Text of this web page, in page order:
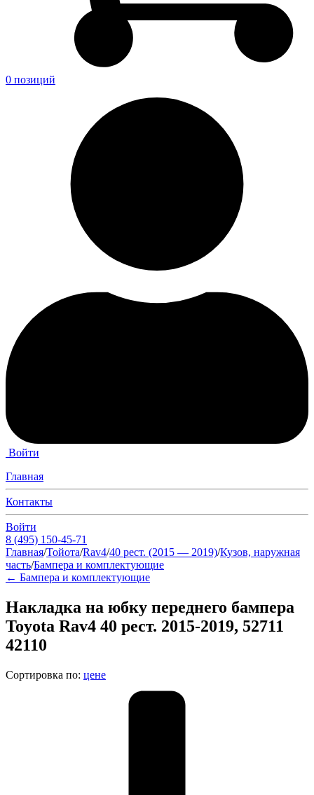
0 позиций
Войти
Главная
Контакты
Войти
8 (495) 150-45-71
Главная/Тойота/Rav4/40 рест. (2015 — 2019)/Кузов, наружная
часть/Бампера и комплектующие
← Бампера и комплектующие
Накладка на юбку переднего бампера
Toyota Rav4 40 рест. 2015-2019, 52711
42110
Сортировка по: цене